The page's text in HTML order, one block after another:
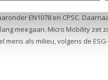
hoogwaardige onderdelen.
EN1078 en CPSC.
meegaan. Micro Mobility zet
als milieu, volgens de